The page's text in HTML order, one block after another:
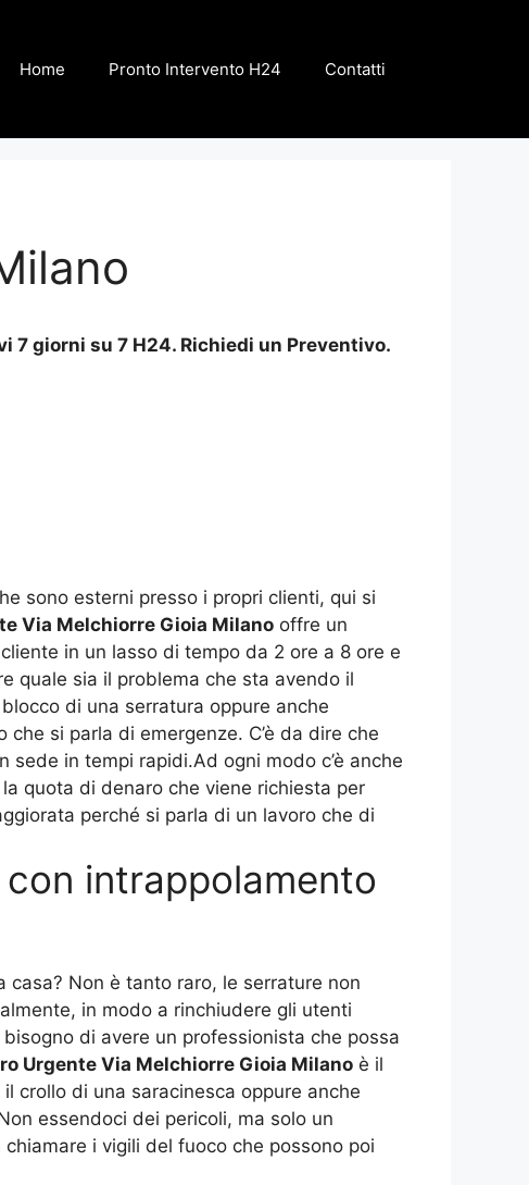
Home Pronto Intervento H24 Contatti
7 giorni su 7 H24. Richiedi un Preventivo.
sono esterni presso i propri clienti, qui si
Via Melchiorre Gioia Milano offre un
in un lasso di tempo da 2 ore a 8 ore e
quale sia il problema che sta avendo il
di una serratura oppure anche
si parla di emergenze. C’è da dire che
in tempi rapidi.Ad ogni modo c’è anche
quota di denaro che viene richiesta per
perché si parla di un lavoro che di
con intrappolamento
casa? Non è tanto raro, le serrature non
in modo a rinchiudere gli utenti
di avere un professionista che possa
Urgente Via Melchiorre Gioia Milano è il
crollo di una saracinesca oppure anche
essendoci dei pericoli, ma solo un
i vigili del fuoco che possono poi